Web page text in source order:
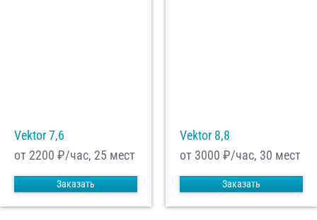
Vektor 7,6
от 2200 ₽/час, 25 мест
Заказать
Vektor 8,8
от 3000 ₽/час, 30 мест
Заказать